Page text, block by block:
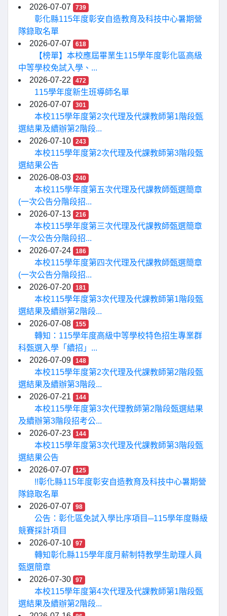
2026-07-07
739
彰化縣115年度彰安自造教育及科技中心暑期營
隊錄取名單
2026-07-07
618
【榜單】本校應屆畢業生115學年度彰化區高級
中等學校免試入學、...
2026-07-22
472
115學年度新生班導師名單
2026-07-07
301
本校115學年度第2次代理及代課教師第1階段甄
選結果及續辦第2階段...
2026-07-10
243
本校115學年度第2次代理及代課教師第3階段甄
選結果公告
2026-08-03
240
本校115學年度第五次代理及代課教師甄選簡章
(一次公告分階段招...
2026-07-13
216
本校115學年度第三次代理及代課教師甄選簡章
(一次公告分階段招...
2026-07-24
186
本校115學年度第四次代理及代課教師甄選簡章
(一次公告分階段招...
2026-07-20
181
本校115學年度第3次代理及代課教師第1階段甄
選結果及續辦第2階段...
2026-07-08
155
轉知：115學年度高級中等學校特色招生專業群
科甄選入學「續招」...
2026-07-09
148
本校115學年度第2次代理及代課教師第2階段甄
選結果及續辦第3階段...
2026-07-21
144
本校115學年度第3次代理教師第2階段甄選結果
及續辦第3階段招考公...
2026-07-23
144
本校115學年度第3次代理及代課教師第3階段甄
選結果公告
2026-07-07
125
!!彰化縣115年度彰安自造教育及科技中心暑期營
隊錄取名單
2026-07-07
98
公告：彰化區免試入學比序項目─115學年度縣級
競賽採計項目
2026-07-10
97
轉知彰化縣115學年度月薪制特教學生助理人員
甄選簡章
2026-07-30
97
本校115學年度第4次代理及代課教師第1階段甄
選結果及續辦第2階段...